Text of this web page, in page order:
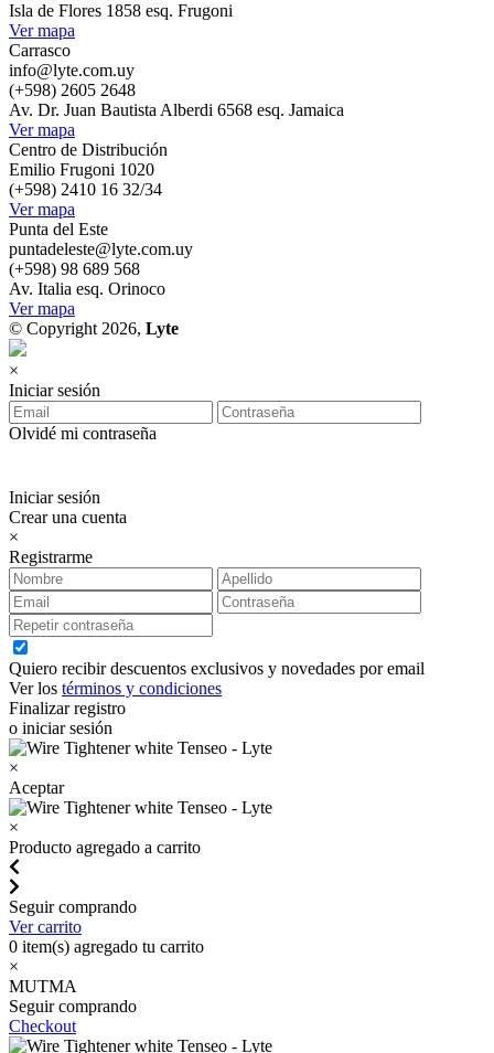
Isla de Flores 1858 esq. Frugoni
Ver mapa
Carrasco
info@lyte.com.uy
(+598) 2605 2648
Av. Dr. Juan Bautista Alberdi 6568 esq. Jamaica
Ver mapa
Centro de Distribución
Emilio Frugoni 1020
(+598) 2410 16 32/34
Ver mapa
Punta del Este
puntadeleste@lyte.com.uy
(+598) 98 689 568
Av. Italia esq. Orinoco
Ver mapa
© Copyright 2026, Lyte
×
Iniciar sesión
Olvidé mi contraseña
Iniciar sesión
Crear una cuenta
×
Registrarme
Quiero recibir descuentos exclusivos y novedades por email
Ver los términos y condiciones
Finalizar registro
o iniciar sesión
×
Aceptar
×
Producto agregado a carrito
Seguir comprando
Ver carrito
0 item(s) agregado tu carrito
×
MUTMA
Seguir comprando
Checkout